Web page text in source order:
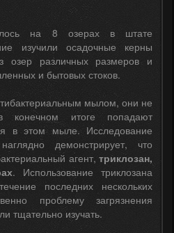
на 8 озерах в штате
изучили осадочные керны
озер различных размеров и
и бытовых стоков.
мылом, они не
конечном итоге попадают
в этом мыле. Исследование
демонстрирует, что
агент, триклозан,
. Использование триклозана
последних нескольких
проблему загрязнения
тщательно изучать.